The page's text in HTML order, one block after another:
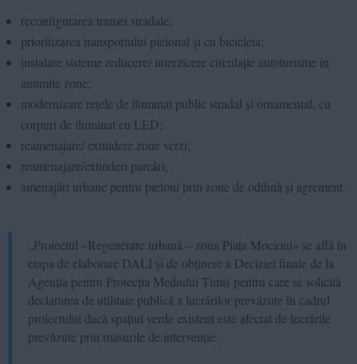
reconfigurarea tramei stradale;
prioritizarea transportului pietonal și cu bicicleta;
instalare sisteme reducere/ interzicere circulație autoturisme în
anumite zone;
modernizare rețele de iluminat public stradal și ornamental, cu
corpuri de iluminat cu LED;
reamenajare/ extindere zone verzi;
reamenajare/extinderi parcări;
amenajări urbane pentru pietoni prin zone de odihnă și agrement.
„Proiectul «Regenerare urbană – zona Piața Mocioni» se află în
etapa de elaborare DALI și de obținere a Deciziei finale de la
Agenția pentru Protecția Mediului Timiș pentru care se solicită
declararea de utilitate publică a lucrărilor prevăzute în cadrul
proiectului dacă spațiul verde existent este afectat de lucrările
prevăzute prin măsurile de intervenție.